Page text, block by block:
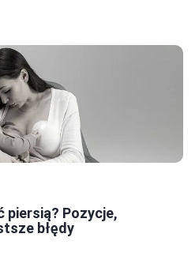
piersią? Pozycje,
błędy